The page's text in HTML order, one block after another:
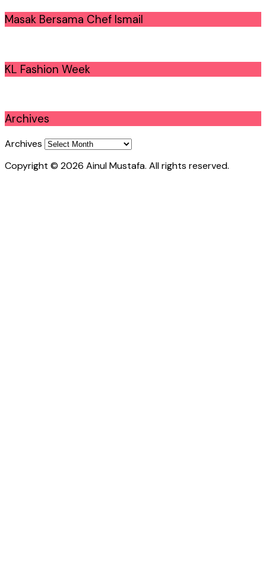
Masak Bersama Chef Ismail
KL Fashion Week
Archives
Archives
Copyright © 2026 Ainul Mustafa. All rights reserved.